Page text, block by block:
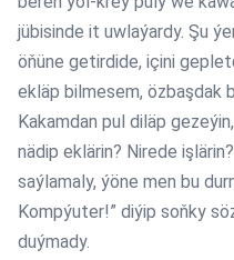
jübisinde it uwlaýardy. Şu
öňüne getirdide, içini
ekläp bilmesem, özbaşdak
Kakamdan pul diläp
nädip eklärin? Nirede
saýlamaly, ýöne men bu
Kompýuter!” diýip soňky
duýmady.